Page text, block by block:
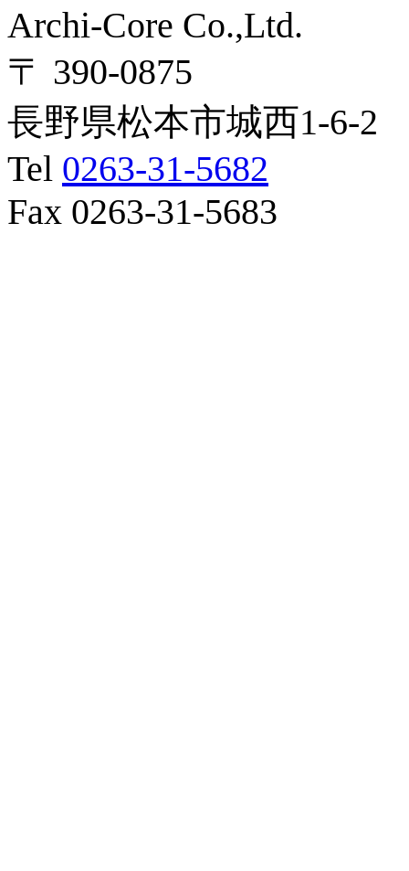
Archi-Core Co.,Ltd.
〒 390-0875
長野県松本市城西1-6-2
Tel 0263-31-5682
Fax 0263-31-5683